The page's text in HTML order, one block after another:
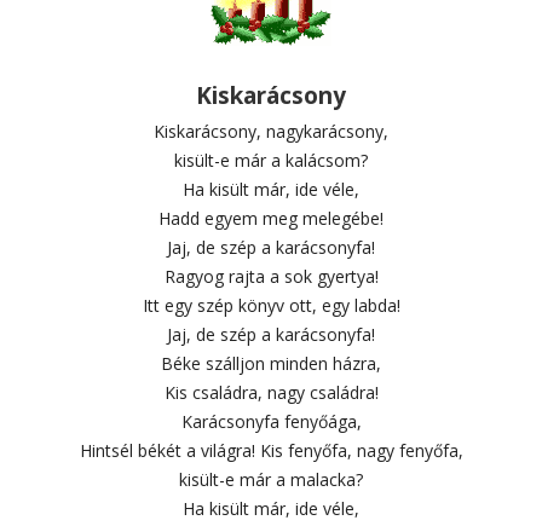
Kiskarácsony
Kiskarácsony, nagykarácsony,
kisült-e már a kalácsom?
Ha kisült már, ide véle,
Hadd egyem meg melegébe!
Jaj, de szép a karácsonyfa!
Ragyog rajta a sok gyertya!
Itt egy szép könyv ott, egy labda!
Jaj, de szép a karácsonyfa!
Béke szálljon minden házra,
Kis családra, nagy családra!
Karácsonyfa fenyőága,
Hintsél békét a világra! Kis fenyőfa, nagy fenyőfa,
kisült-e már a malacka?
Ha kisült már, ide véle,